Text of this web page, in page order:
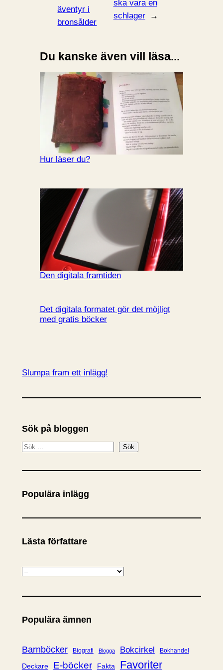
äventyr i
bronsålder
ska vara en
schlager
→
Du kanske även vill läsa...
Hur läser du?
Den digitala framtiden
Det digitala formatet gör det möjligt
med gratis böcker
Slumpa fram ett inlägg!
Sök på bloggen
S
k
Sök
Populära inlägg
Lästa författare
K
t
g
r
Populära ämnen
Barnböcker Biografi Blogga Bokcirkel Bokhandel
Deckare E-böcker Fakta Favoriter